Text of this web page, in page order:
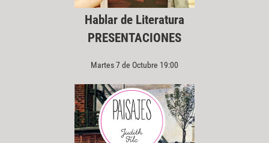
Hablar de Literatura
PRESENTACIONES
Martes 7 de Octubre 19:00